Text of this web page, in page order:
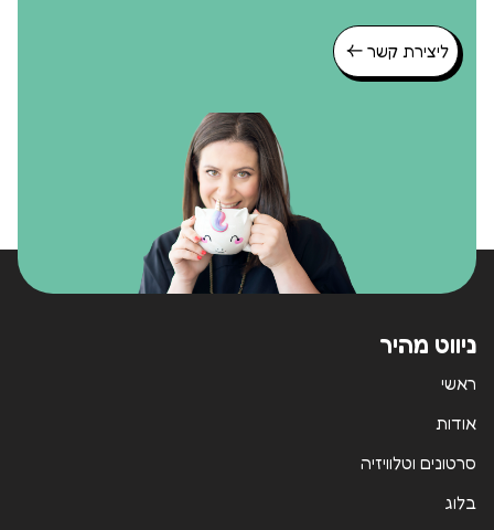
ליצירת קשר
ניווט מהיר
ראשי
אודות
סרטונים וטלוויזיה
בלוג